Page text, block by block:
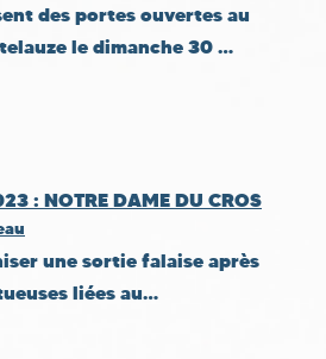
des portes ouvertes au
le dimanche 30 …
: NOTRE DAME DU CROS
une sortie falaise après
liées au…